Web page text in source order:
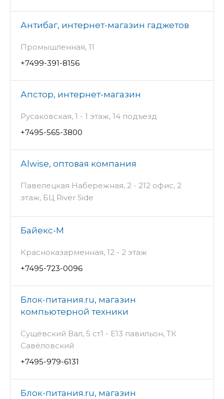
Антибаг, интернет-магазин гаджетов
Промышленная, 11
+7499-391-8156
Апстор, интернет-магазин
Русаковская, 1 - 1 этаж, 14 подъезд
+7495-565-3800
Аlwise, оптовая компания
Павелецкая Набережная, 2 - 212 офис, 2
этаж, БЦ River Side
Байекс-М
Красноказарменная, 12 - 2 этаж
+7495-723-0096
Блок-питания.ru, магазин
компьютерной техники
Сущёвский Вал, 5 ст1 - Е13 павильон, ТК
Савёловский
+7495-979-6131
Блок-питания.ru, магазин